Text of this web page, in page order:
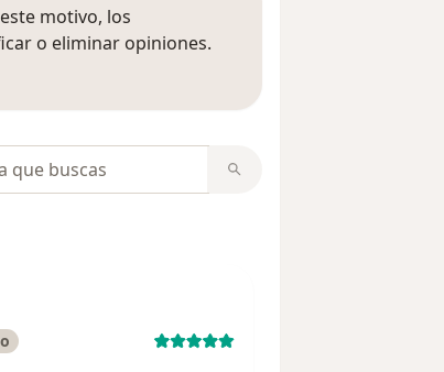
motivo, los
o eliminar opiniones.